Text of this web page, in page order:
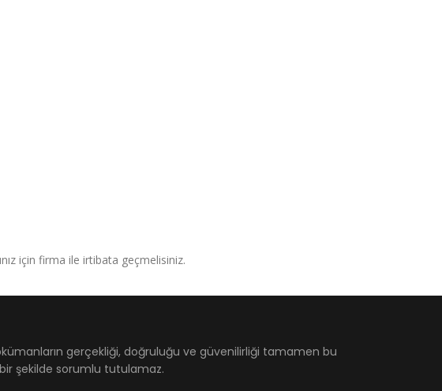
için firma ile irtibata geçmelisiniz.
gerçekliği, doğruluğu ve güvenilirliği tamamen bu
şekilde sorumlu tutulamaz.